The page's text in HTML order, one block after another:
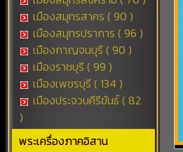
เมืองสมุทรสาคร ( 90 )
เมืองสมุทรปราการ ( 96 )
เมืองกาญจนบุรี ( 90 )
เมืองราชบุรี ( 99 )
เมืองเพชรบุรี ( 134 )
เมืองประจวบคีรีขันธ์ ( 82
)
พระเครื่องภาคอิสาน